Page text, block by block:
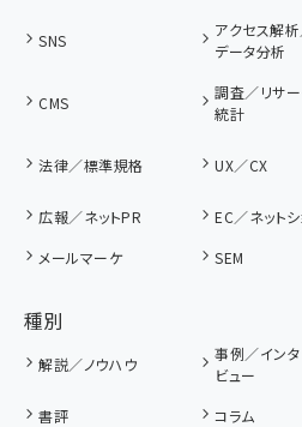
SNS
アクセス解
データ分析
CMS
調査／リサ
統計
法律／標準規格 UX／CX
広報／ネットPR
EC／ネットシ
メールマーケ
SEM
種別
解説／ノウハウ
事例／インタ
ビュー
書評 コラム